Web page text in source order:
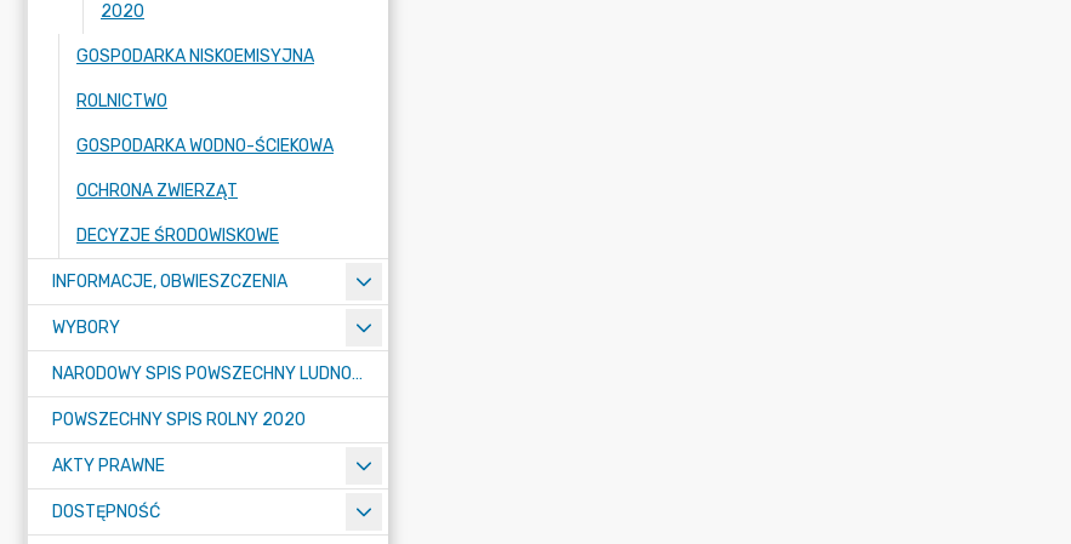
2020
GOSPODARKA NISKOEMISYJNA
ROLNICTWO
GOSPODARKA WODNO-ŚCIEKOWA
OCHRONA ZWIERZĄT
DECYZJE ŚRODOWISKOWE
INFORMACJE, OBWIESZCZENIA
WYBORY
NARODOWY SPIS POWSZECHNY LUDNOŚCI I MIESZKAŃ W 2021
POWSZECHNY SPIS ROLNY 2020
AKTY PRAWNE
DOSTĘPNOŚĆ